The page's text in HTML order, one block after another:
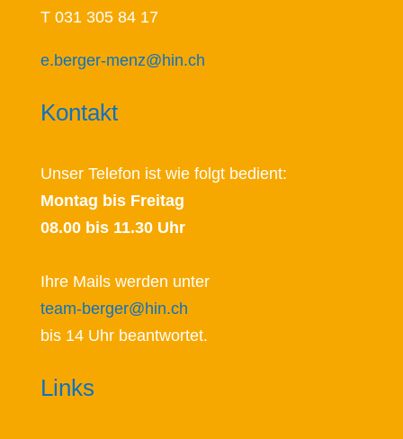
T 031 305 84 17
e.berger-menz@hin.ch
Kontakt
Unser Telefon ist wie folgt bedient:
Montag bis Freitag
08.00 bis 11.30 Uhr
Ihre Mails werden unter
team-berger@hin.ch
bis 14 Uhr beantwortet.
Links